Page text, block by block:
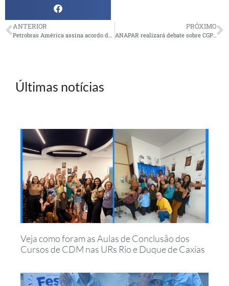
ANTERIOR
Petrobras América assina acordo de venda da Refinaria de Pasadena
PRÓXIMO
ANAPAR realizará debate sobre CGPAR 25 em Brasília
Últimas notícias
Veja como foram as Aulas de Conclusão dos
Cursos de CDM nas URs Rio e Duque de Caxias